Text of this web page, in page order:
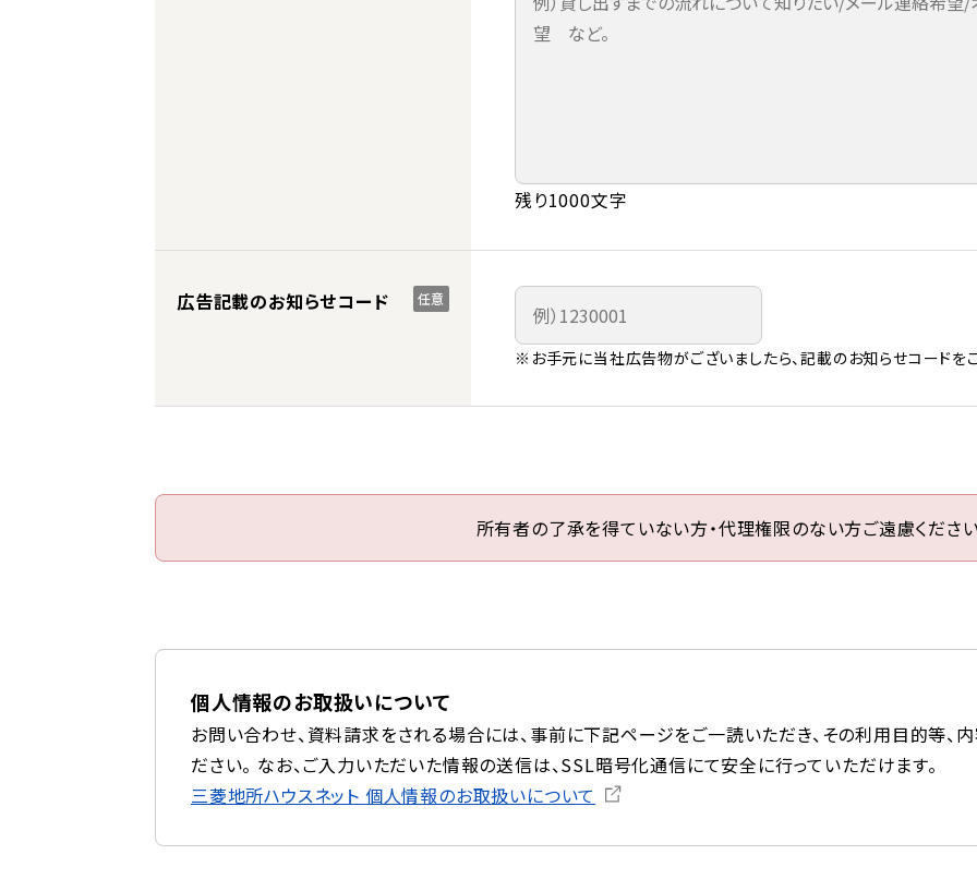
残り1000文字
広告記載のお知らせコード 任意
※お手元に当社広告物がございましたら、記載のお知らせコードを
所有者の了承を得ていない方・代理権限のない方ご遠慮くださ
個人情報のお取扱いについて
お問い合わせ、資料請求をされる場合には、事前に下記ページをご一読いただき、その利用目的等、
ださい。 なお、ご入力いただいた情報の送信は、SSL暗号化通信にて安全に行っていただけます。
三菱地所ハウスネット 個人情報のお取扱いについて